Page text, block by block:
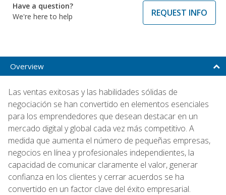
Have a question?
We're here to help
REQUEST INFO
Overview
Las ventas exitosas y las habilidades sólidas de
negociación se han convertido en elementos esenciales
para los emprendedores que desean destacar en un
mercado digital y global cada vez más competitivo. A
medida que aumenta el número de pequeñas empresas,
negocios en línea y profesionales independientes, la
capacidad de comunicar claramente el valor, generar
confianza en los clientes y cerrar acuerdos se ha
convertido en un factor clave del éxito empresarial.